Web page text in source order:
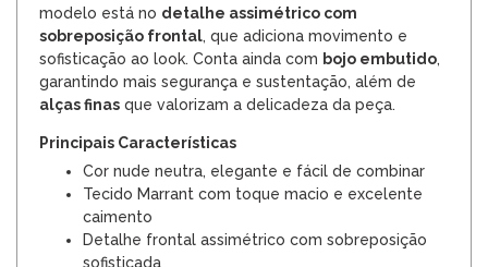
modelo está no detalhe assimétrico com
sobreposição frontal, que adiciona movimento e
sofisticação ao look. Conta ainda com bojo embutido,
garantindo mais segurança e sustentação, além de
alças finas que valorizam a delicadeza da peça.
Principais Características
Cor nude neutra, elegante e fácil de combinar
Tecido Marrant com toque macio e excelente
caimento
Detalhe frontal assimétrico com sobreposição
sofisticada